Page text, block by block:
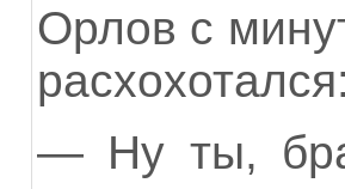
Орлов с
— Ну ты,